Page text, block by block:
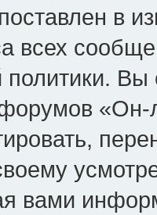
в
всех
политики.
вами